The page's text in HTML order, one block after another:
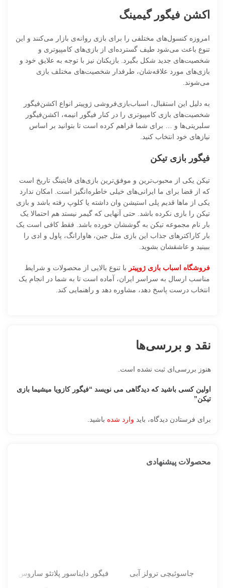
اکشن فیگور گیمینگ
امروزه کنسول‌های مختلفی را برای بازی روانه‌ی بازار می‌کنند و این
تنوع باعث می‌شود طیف گسترده‌ای از بازی‌های کامپیوتری و
شخصیت‌های جدید شکل بگیرد. بازیکنان نیز با توجه به علایق خود و
بازی‌های مورد علاقه‌شان، طرفدار شخصیت‌های مختلف بازی
می‌شوند.
به دلیل این استقبال، اسباب‌بازی‌فروشی ژوپیتر انواع اکشن‌فیگور
شخصیت‌های بازی کامپیوتری را در کنار فیگور انیمه، اکشن‌فیگور
سلبریتی‌ها و … برای شما فراهم کرده است تا بتوانید بر اساس
نیازهای خود انتخاب کنید.
فیگور بازی تیکن
تیکن یکی از محبوب‌ترین و موفق‌ترین بازی‌های فایتینگ تاریخ است
که از قضا برای ما ایرانی‌های خیلی خاطره‌انگیز است. امکان ‌ندارد
‌یکی ‌از ‌ماها ‌قدیم ‌پلی ‌استیشن ‌وان ‌داشته ‌یا ‌کلوپ ‌رفته ‌باشد ‌و ‌بازی
‌تیکن ‌را ‌بازی ‌نکرده ‌باشد‌‌. حتی ‌آنهایی ‌که‌ گیمر نیستد ‌هم ‌احتمالا ‌یک
‌بار ‌نام ‌مجموعه ‌تیکن ‌به ‌گوششان ‌خورده ‌باشد‌. فقط کافی است یک
بار کاراکترهای جذاب این بازی مثل جین، هاوارانگ، پاول و ادی را
ببینید و عاشقشان بشوید.
فروشگاه اسباب بازی ژوپیتر با تنوع بالایی از محصولات و شرایط
مناسب ارسال به سراسر ایران، آماده است تا به شما در انجام یک
انتخاب درست پاسخ دهد، مشاوره دهد و راهنمایی کند.
نقد و بررسی‌ها
هنوز بررسی‌ای ثبت نشده است.
اولین کسی باشید که دیدگاهی می نویسد “فیگور کازویا میشیما بازی
تیکن”
برای فرستادن دیدگاه، باید وارد شده باشید.
محصولات پیشنهادی
جاسوئیچی ترولز آبی فیگور دایناسور پلاتئو ساروس